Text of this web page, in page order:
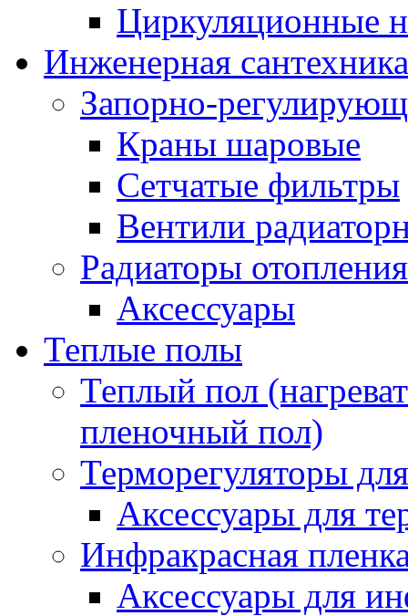
Циркуляционные
Инженерная сантехника
Запорно-
Краны шаровые
Сетчатые фильтры
Вентили
Радиаторы отопления
Аксессуары
Теплые полы
Теплый пол
пленочный пол)
Терморегуляторы
Аксессуары для
Инфракрасная
Аксессуары для